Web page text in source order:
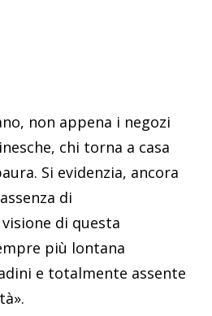
non appena i negozi
chi torna a casa
Si evidenzia, ancora
di
di questa
più lontana
e totalmente assente